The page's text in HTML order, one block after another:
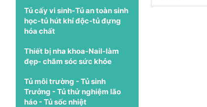
Tủ cấy vi sinh-Tủ an toàn sinh
học-tủ hút khí độc-tủ đựng
hóa chất
Thiết bị nha khoa-Nail-làm
đẹp- chăm sóc sức khỏe
Tủ môi trường - Tủ sinh
Trưởng - Tủ thử nghiệm lão
háo - Tủ sốc nhiệt